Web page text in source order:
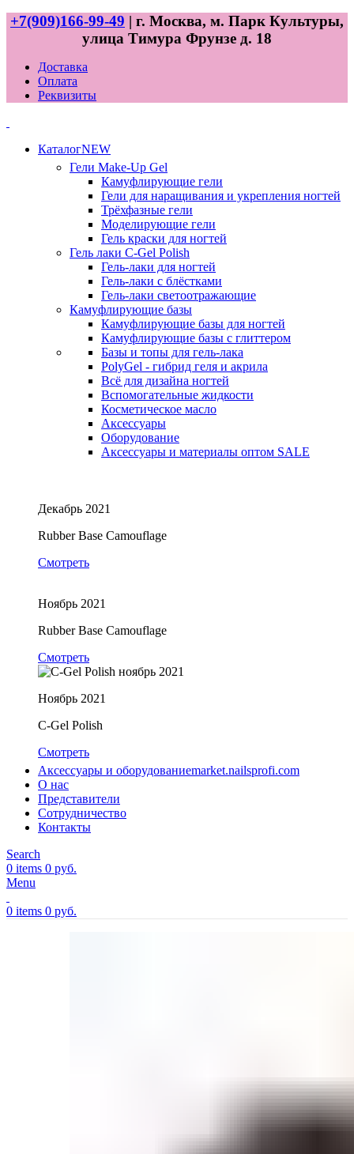
+7(909)166-99-49 | г. Москва, м. Парк Культуры,
улица Тимура Фрунзе д. 18
Доставка
Оплата
Реквизиты
КаталогNEW
Гели Make-Up Gel
Камуфлирующие гели
Гели для наращивания и укрепления ногтей
Трёхфазные гели
Моделирующие гели
Гель краски для ногтей
Гель лаки C-Gel Polish
Гель-лаки для ногтей
Гель-лаки с блёстками
Гель-лаки светоотражающие
Камуфлирующие базы
Камуфлирующие базы для ногтей
Камуфлирующие базы с глиттером
Базы и топы для гель-лака
PolyGel - гибрид геля и акрила
Всё для дизайна ногтей
Вспомогательные жидкости
Косметическое масло
Аксессуары
Оборудование
Аксессуары и материалы оптом SALE
Декабрь 2021
Rubber Base Camouflage
Смотреть
Ноябрь 2021
Rubber Base Camouflage
Смотреть
Ноябрь 2021
C-Gel Polish
Смотреть
Аксессуары и оборудованиеmarket.nailsprofi.com
О нас
Представители
Сотрудничество
Контакты
Search
0 items 0 руб.
Menu
0 items 0 руб.